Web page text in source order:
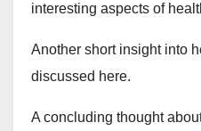
interesting aspects of
Another short insight into
discussed here.
A concluding thought